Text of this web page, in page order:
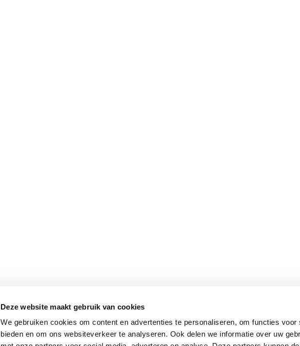
Deze website maakt gebruik van cookies
We gebruiken cookies om content en advertenties te personaliseren, om functies voor
bieden en om ons websiteverkeer te analyseren. Ook delen we informatie over uw